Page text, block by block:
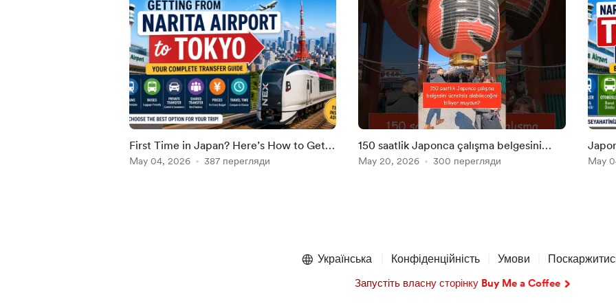
First Time in Japan? Here’s How to Get
from Narita Airport to Tokyo (2026
May 04, 2026 387 перегляди
150 saatlik Japonca çalışma belgesini
ücretsiz alabileceğini biliyor musun?
May 20, 2026 300 перегляди May
Українська Конфіденційність Умови
Запустіть власну сторінку Buy Me a Coffee